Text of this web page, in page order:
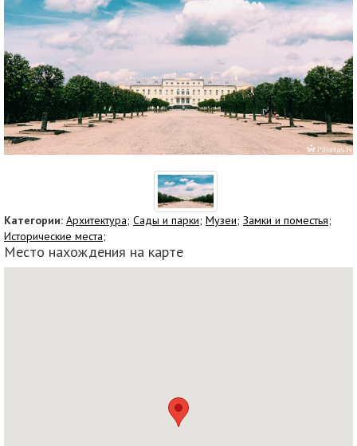
Категории: Архитектурa; Сады и парки; Музеи; Замки и поместья;
Исторические места;
Место нахождения на карте